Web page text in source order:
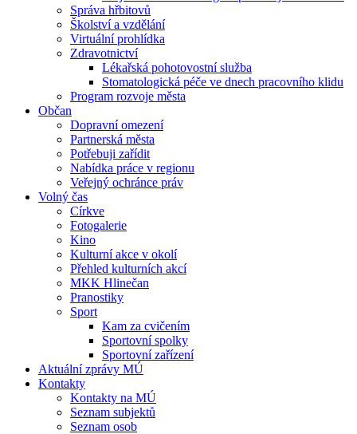
Správa hřbitovů
Školství a vzdělání
Virtuální prohlídka
Zdravotnictví
Lékařská pohotovostní služba
Stomatologická péče ve dnech pracovního klidu
Program rozvoje města
Občan
Dopravní omezení
Partnerská města
Potřebuji zařídit
Nabídka práce v regionu
Veřejný ochránce práv
Volný čas
Církve
Fotogalerie
Kino
Kulturní akce v okolí
Přehled kulturních akcí
MKK Hlinečan
Pranostiky
Sport
Kam za cvičením
Sportovní spolky
Sportovní zařízení
Aktuální zprávy MÚ
Kontakty
Kontakty na MÚ
Seznam subjektů
Seznam osob